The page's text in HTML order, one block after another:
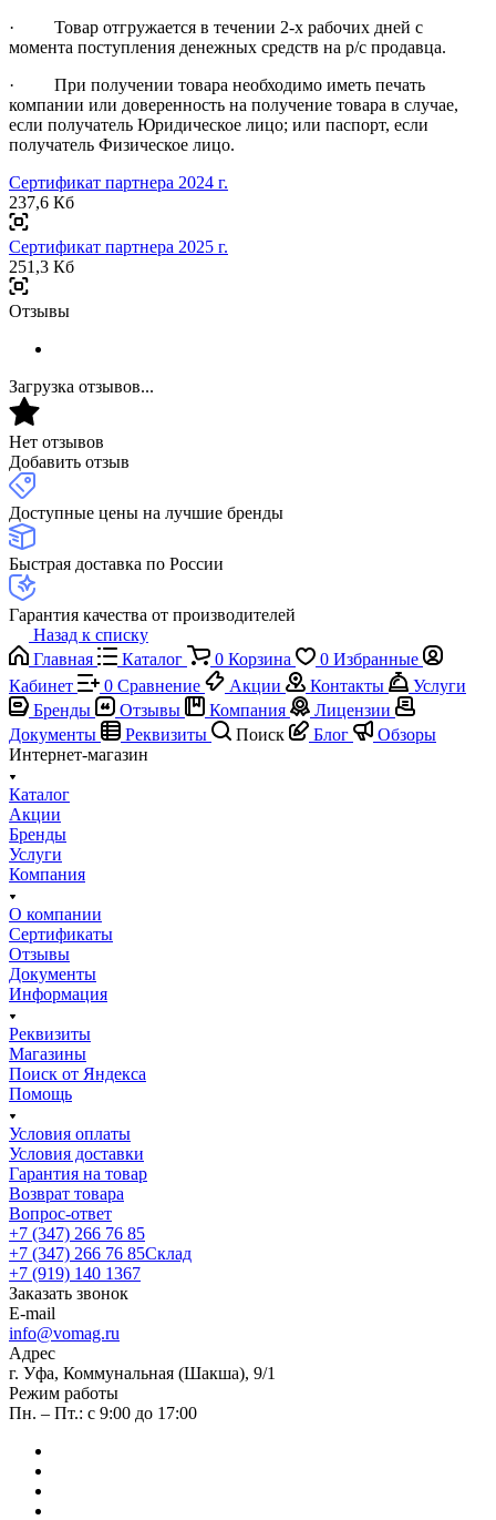
· Товар отгружается в течении 2-х рабочих дней с
момента поступления денежных средств на р/с продавца.
· При получении товара необходимо иметь печать
компании или доверенность на получение товара в случае,
если получатель Юридическое лицо; или паспорт, если
получатель Физическое лицо.
Сертификат партнера 2024 г.
237,6 Кб
Сертификат партнера 2025 г.
251,3 Кб
Отзывы
Загрузка отзывов...
Нет отзывов
Добавить отзыв
Доступные цены на лучшие бренды
Быстрая доставка по России
Гарантия качества от производителей
Назад к списку
Главная
Каталог 0 Корзина 0 Избранные
Кабинет
0 Сравнение Акции Контакты
Услуги
Бренды
Отзывы Компания
Лицензии
Документы
Реквизиты Поиск Блог
Обзоры
Интернет-магазин
Каталог
Акции
Бренды
Услуги
Компания
О компании
Сертификаты
Отзывы
Документы
Информация
Реквизиты
Магазины
Поиск от Яндекса
Помощь
Условия оплаты
Условия доставки
Гарантия на товар
Возврат товара
Вопрос-ответ
+7 (347) 266 76 85
+7 (347) 266 76 85Склад
+7 (919) 140 1367
Заказать звонок
E-mail
info@vomag.ru
Адрес
г. Уфа, Коммунальная (Шакша), 9/1
Режим работы
Пн. – Пт.: с 9:00 до 17:00